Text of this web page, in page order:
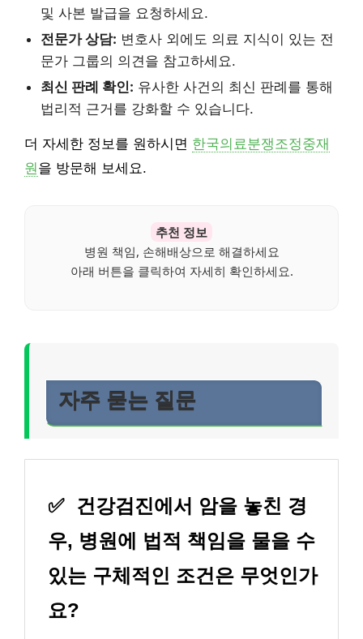
및 사본 발급을 요청하세요.
전문가 상담: 변호사 외에도 의료 지식이 있는 전
문가 그룹의 의견을 참고하세요.
최신 판례 확인: 유사한 사건의 최신 판례를 통해
법리적 근거를 강화할 수 있습니다.
더 자세한 정보를 원하시면 한국의료분쟁조정중재
원 을 방문해 보세요.
추천 정보
병원 책임, 손해배상으로 해결하세요
아래 버튼을 클릭하여 자세히 확인하세요.
자주 묻는 질문
✅
건강검진에서 암을 놓친 경
우, 병원에 법적 책임을 물을 수
있는 구체적인 조건은 무엇인가
요?